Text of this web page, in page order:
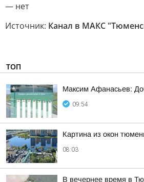
— нет
Источник: Канал в МАКС
ТОП
Максим Афанасьев:
09:54
Картина из окон
08:03
В вечернее время в